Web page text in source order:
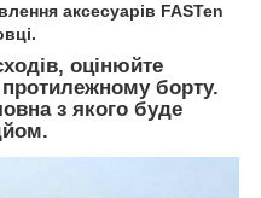
аксесуарів FASTen
оцінюйте
борту.
з якого буде